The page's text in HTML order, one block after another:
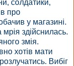
солдатики,
про
у магазині.
здійснилась.
змія.
хотів мати
Вибіг